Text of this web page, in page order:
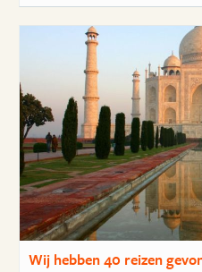
Wij hebben40 reizen